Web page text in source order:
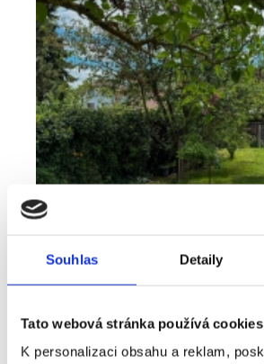
Souhlas Detaily
Tato webová stránka používá cookies
K personalizaci obsahu a reklam,